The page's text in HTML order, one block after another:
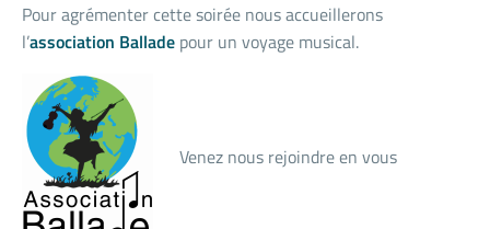
Pour agrémenter cette soirée nous accueillerons
l’association Ballade pour un voyage musical.
Venez nous rejoindre en vous